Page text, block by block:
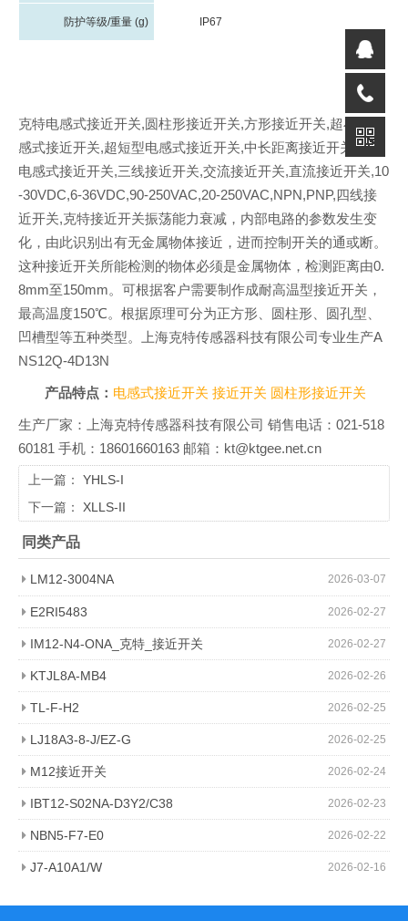
防护等级/重量 (g) IP67
克特电感式接近开关,圆柱形接近开关,方形接近开关,超小型电
感式接近开关,超短型电感式接近开关,中长距离接近开关,两线
电感式接近开关,三线接近开关,交流接近开关,直流接近开关,10
-30VDC,6-36VDC,90-250VAC,20-250VAC,NPN,PNP,四线接
近开关,克特接近开关振荡能力衰减，内部电路的参数发生变
化，由此识别出有无金属物体接近，进而控制开关的通或断。
这种接近开关所能检测的物体必须是金属物体，检测距离由0.
8mm至150mm。可根据客户需要制作成耐高温型接近开关，
最高温度150℃。根据原理可分为正方形、圆柱形、圆孔型、
凹槽型等五种类型。上海克特传感器科技有限公司专业生产A
NS12Q-4D13N
产品特点： 电感式接近开关接近开关 圆柱形接近开关
生产厂家：上海克特传感器科技有限公司 销售电话：021-518
60181 手机：18601660163 邮箱：kt@ktgee.net.cn
上一篇： YHLS-I
下一篇： XLLS-II
同类产品
2026-03-07
LM12-3004NA
2026-02-27
E2RI5483
2026-02-27
IM12-N4-ONA_克特_接近开关
2026-02-26
KTJL8A-MB4
2026-02-25
TL-F-H2
2026-02-25
LJ18A3-8-J/EZ-G
2026-02-24
M12接近开关
2026-02-23
IBT12-S02NA-D3Y2/C38
2026-02-22
NBN5-F7-E0
2026-02-16
J7-A10A1/W